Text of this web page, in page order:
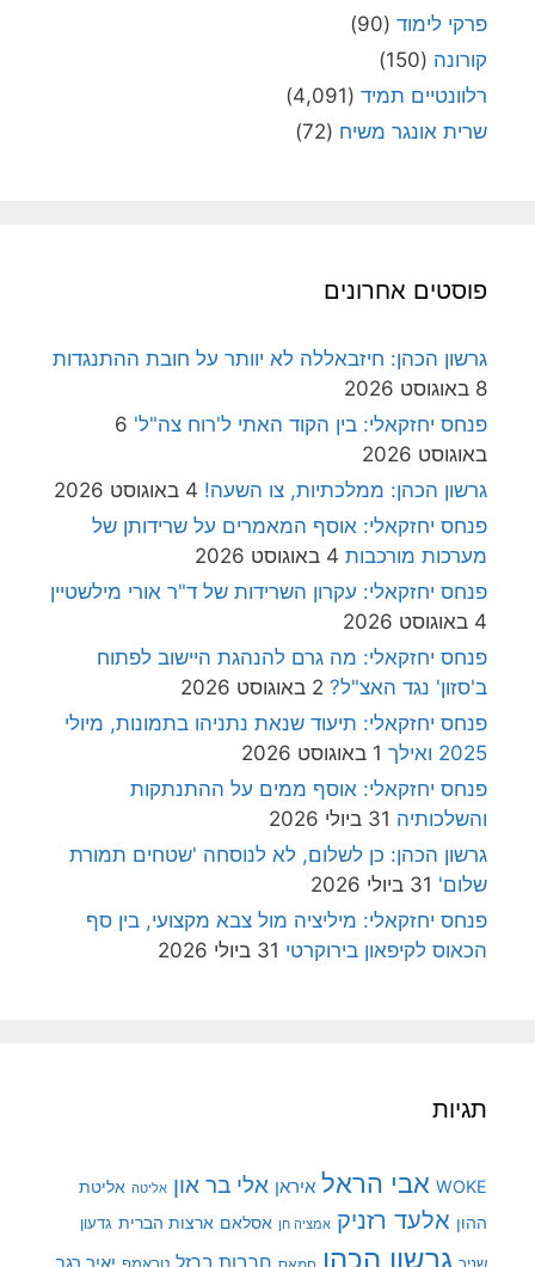
פרקי לימוד (90)
קורונה (150)
רלוונטיים תמיד (4,091)
שרית אונגר משיח (72)
פוסטים אחרונים
גרשון הכהן: חיזבאללה לא יוותר על חובת ההתנגדות
8 באוגוסט 2026
פנחס יחזקאלי: בין הקוד האתי ל'רוח צה"ל' 6
באוגוסט 2026
גרשון הכהן: ממלכתיות, צו השעה! 4 באוגוסט 2026
פנחס יחזקאלי: אוסף המאמרים על שרידותן של
מערכות מורכבות 4 באוגוסט 2026
פנחס יחזקאלי: עקרון השרידות של ד"ר אורי מילשטיין
4 באוגוסט 2026
פנחס יחזקאלי: מה גרם להנהגת היישוב לפתוח
ב'סזון' נגד האצ"ל? 2 באוגוסט 2026
פנחס יחזקאלי: תיעוד שנאת נתניהו בתמונות, מיולי
2025 ואילך
1 באוגוסט 2026
פנחס יחזקאלי: אוסף ממים על ההתנתקות
והשלכותיה 31 ביולי 2026
גרשון הכהן: כן לשלום, לא לנוסחה 'שטחים תמורת
שלום' 31 ביולי 2026
פנחס יחזקאלי: מיליציה מול צבא מקצועי, בין סף
הכאוס לקיפאון בירוקרטי 31 ביולי 2026
תגיות
WOKE אבי הראל איראן אלי בר און אליטה אליטת
ההון אלעד רזניק אמציה חן אסלאם ארצות הברית גדעון
גרשון הכהן